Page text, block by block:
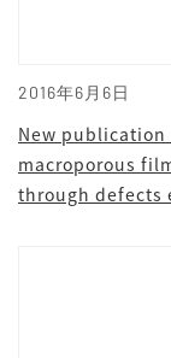
2016年6月6日
New publication
macroporous
through defects